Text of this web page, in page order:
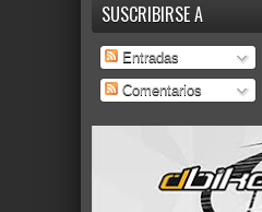
SUSCRIBIRSE A
Entradas
Comentarios